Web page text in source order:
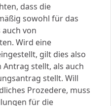
dass die
sowohl für das
von
Wird eine
gilt dies also
stellt, als auch
stellt. Will
Prozedere, muss
für die